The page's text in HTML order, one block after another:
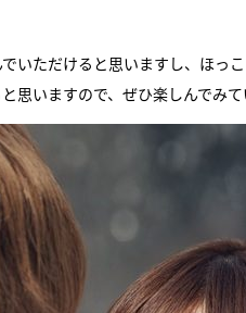
いただけると思いますし、ほっ
思いますので、ぜひ楽しんでみ